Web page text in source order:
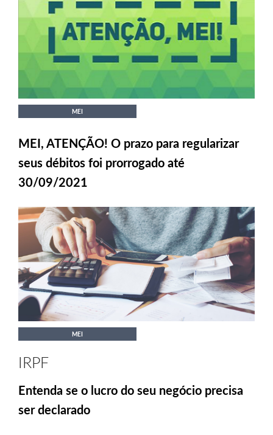
MEI
MEI, ATENÇÃO! O prazo para regularizar
seus débitos foi prorrogado até
30/09/2021
MEI
IRPF
Entenda se o lucro do seu negócio precisa
ser declarado